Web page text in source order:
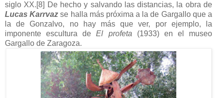
siglo XX.[8] De hecho y salvando las distancias, la obra de
Lucas Karrvaz se halla más próxima a la de Gargallo que a
la de Gonzalvo, no hay más que ver, por ejemplo, la
imponente escultura deEl profeta (1933) en el museo
Gargallo de Zaragoza.